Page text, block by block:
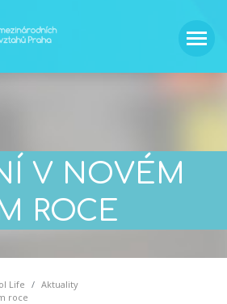
V NOVÉM
ROCE
Life
Aktuality
roce